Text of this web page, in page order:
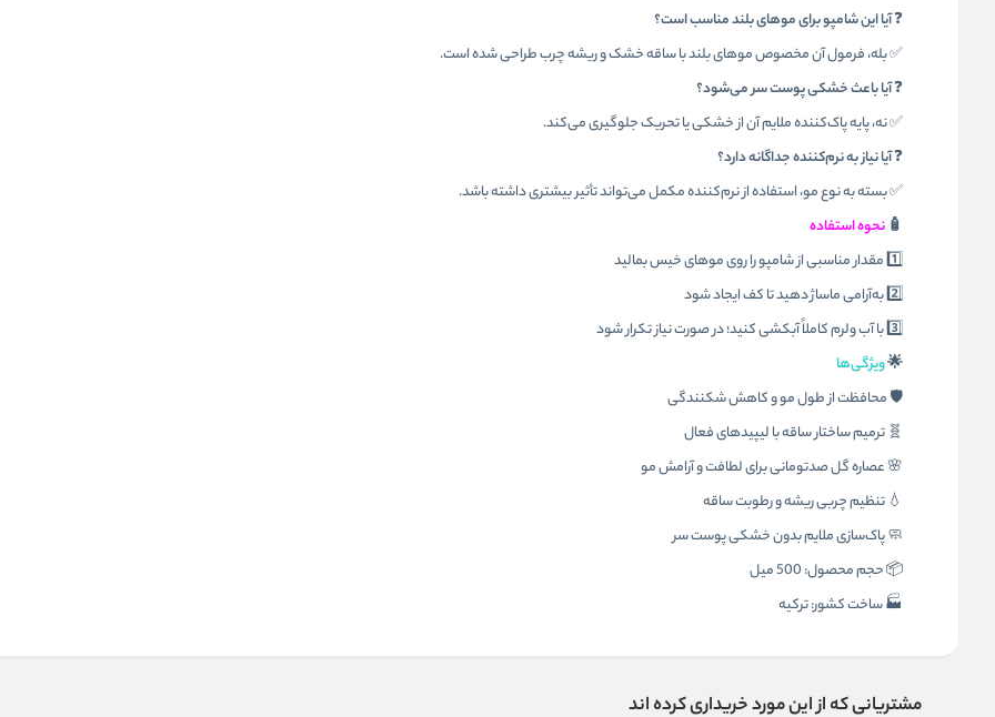
❓آیا این شامپو برای موهای بلند مناسب است؟
✅ بله، فرمول آن مخصوص موهای بلند با ساقه خشک و ریشه چرب طراحی شده است.
❓آیا باعث خشکی پوست سر می‌شود؟
✅ نه، پایه پاک‌کننده ملایم آن از خشکی یا تحریک جلوگیری می‌کند.
❓آیا نیاز به نرم‌کننده جداگانه دارد؟
✅ بسته به نوع مو، استفاده از نرم‌کننده مکمل می‌تواند تأثیر بیشتری داشته باشد.
🧴 نحوه استفاده
1️⃣ مقدار مناسبی از شامپو را روی موهای خیس بمالید
2️⃣ به‌آرامی ماساژ دهید تا کف ایجاد شود
3️⃣ با آب ولرم کاملاً آبکشی کنید؛ در صورت نیاز تکرار شود
🌟ویژگی‌ها
🛡️ محافظت از طول مو و کاهش شکنندگی
🧬 ترمیم ساختار ساقه با لیپیدهای فعال
🌸 عصاره گل صدتومانی برای لطافت و آرامش مو
💧 تنظیم چربی ریشه و رطوبت ساقه
🧼 پاک‌سازی ملایم بدون خشکی پوست سر
📦 حجم محصول: 500 میل
🏭 ساخت کشور: ترکیه
مشتریانی که از این مورد خریداری کرده اند